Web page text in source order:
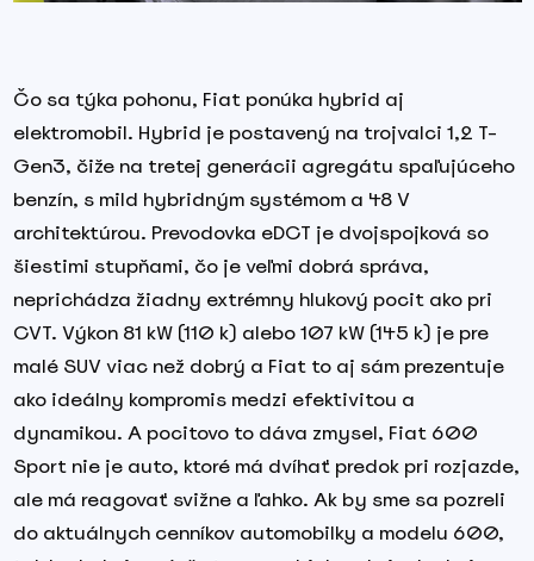
Čo sa týka pohonu, Fiat ponúka hybrid aj
elektromobil. Hybrid je postavený na trojvalci 1,2 T-
Gen3, čiže na tretej generácii agregátu spaľujúceho
benzín, s mild hybridným systémom a 48 V
architektúrou. Prevodovka eDCT je dvojspojková so
šiestimi stupňami, čo je veľmi dobrá správa,
neprichádza žiadny extrémny hlukový pocit ako pri
CVT. Výkon 81 kW (110 k) alebo 107 kW (145 k) je pre
malé SUV viac než dobrý a Fiat to aj sám prezentuje
ako ideálny kompromis medzi efektivitou a
dynamikou. A pocitovo to dáva zmysel, Fiat 600
Sport nie je auto, ktoré má dvíhať predok pri rozjazde,
ale má reagovať svižne a ľahko. Ak by sme sa pozreli
do aktuálnych cenníkov automobilky a modelu 600,